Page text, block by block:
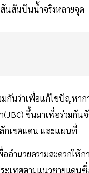
นสันปันน้ำจริงหลายจุด
มกันว่าเพื่อแก้ไขปัญหา
(JBC) ขึ้นมาเพื่อร่วมกั
กเขตแดน และแผนที่
อำนวยความสะดวกให้
ะเทศตามแนวชายแดน